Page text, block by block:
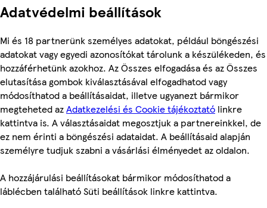
Adatvédelmi beállítások
Mi és 18 partnerünk személyes adatokat, például böngészési
adatokat vagy egyedi azonosítókat tárolunk a készülékeden, és
hozzáférhetünk azokhoz. Az Összes elfogadása és az Összes
elutasítása gombok kiválasztásával elfogadhatod vagy
módosíthatod a beállításaidat, illetve ugyanezt bármikor
megteheted azAdatkezelési és Cookie tájékoztató linkre
kattintva is. A választásaidat megosztjuk a partnereinkkel, de
ez nem érinti a böngészési adataidat. A beállításaid alapján
személyre tudjuk szabni a vásárlási élményedet az oldalon.
A hozzájárulási beállításokat bármikor módosíthatod a
láblécben található Süti beállítások linkre kattintva.